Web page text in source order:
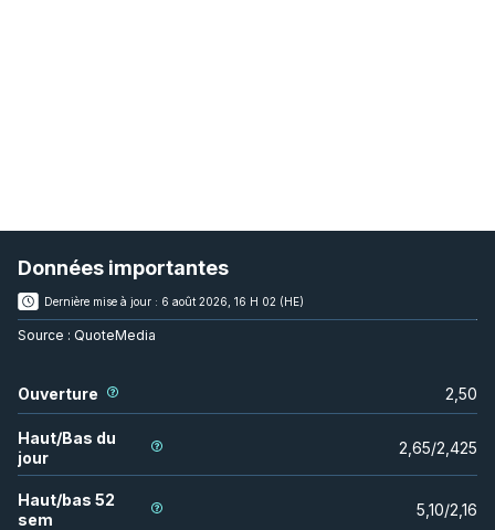
Données importantes
Dernière mise à jour : 6 août 2026, 16 H 02 (HE)
Source : QuoteMedia
Ouverture 2,50
Haut/Bas du
jour
2,65/2,425
Haut/bas 52
sem
5,10/2,16